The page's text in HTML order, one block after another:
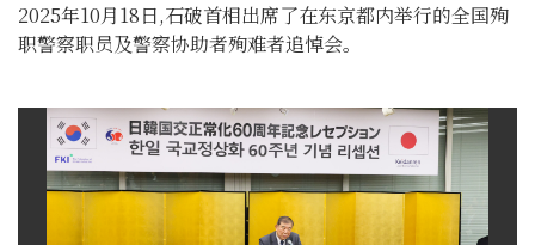
2025年10月18日,石破首相出席了在东京都内举行的全国殉
职警察职员及警察协助者殉难者追悼会。